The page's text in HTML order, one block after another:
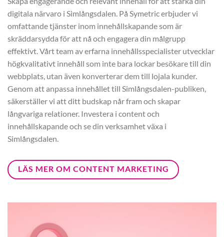
digitala närvaro i Simlångsdalen. På Symetric erbjuder vi
omfattande tjänster inom innehållskapande som är
skräddarsydda för att nå och engagera din målgrupp
effektivt. Vårt team av erfarna innehållsspecialister utvecklar
högkvalitativt innehåll som inte bara lockar besökare till din
webbplats, utan även konverterar dem till lojala kunder.
Genom att anpassa innehållet till Simlångsdalen-publiken,
säkerställer vi att ditt budskap når fram och skapar
långvariga relationer. Investera i content och
innehållskapande och se din verksamhet växa i
Simlångsdalen.
LÄS MER OM CONTENT MARKETING